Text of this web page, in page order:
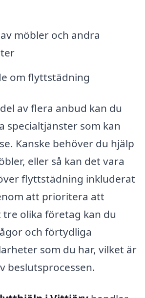
möbler och andra
om flyttstädning
av flera anbud kan du
specialtjänster som kan
Kanske behöver du hjälp
eller så kan det vara
flyttstädning inkluderat
att prioritera att
olika företag kan du
och förtydliga
som du har, vilket är
beslutsprocessen.